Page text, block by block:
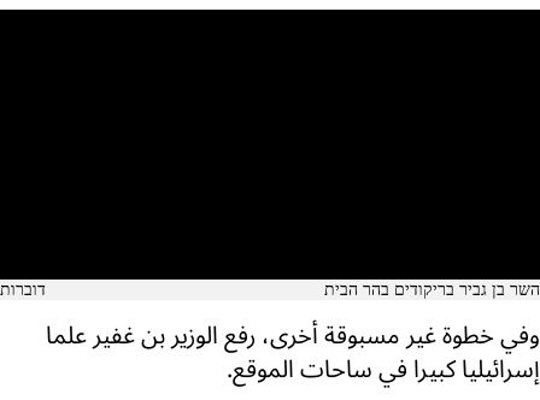
השר בן גביר בריקודים בהר הבית דוברות
وفي خطوة غير مسبوقة أخرى، رفع الوزير بن غفير علما
إسرائيليا كبيرا في ساحات الموقع.